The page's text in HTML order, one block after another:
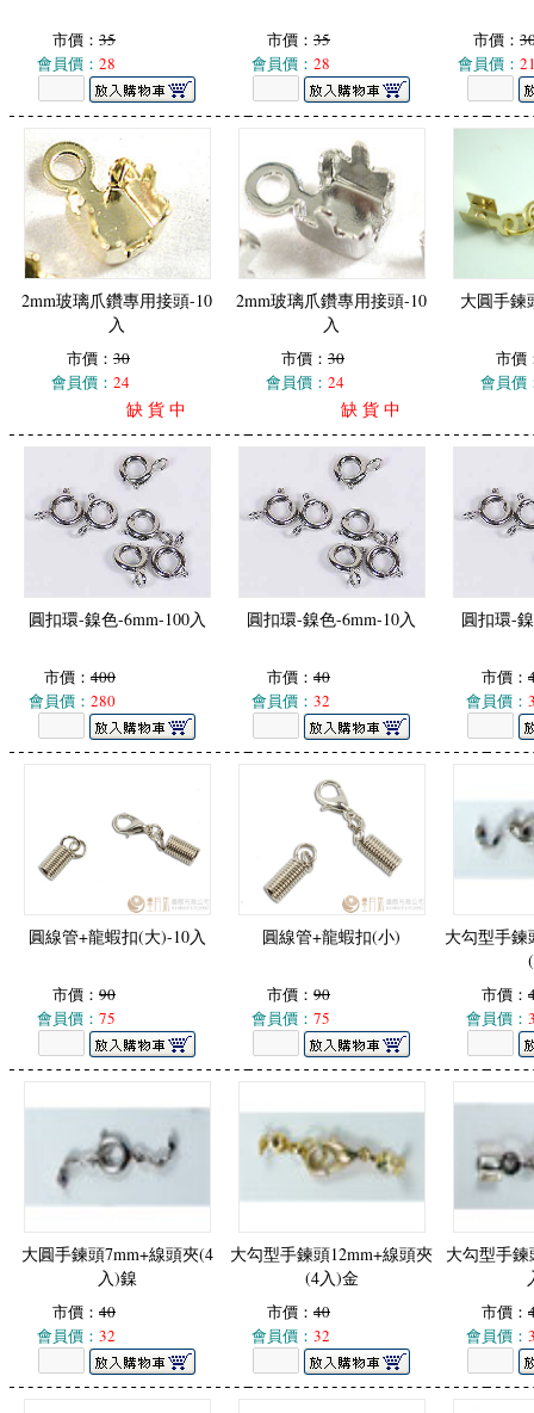
市價： 35
會員價： 28
市價： 35
會員價： 28
市價：
會員價：
2mm玻璃爪鑽專用接頭-10
入
市價： 30
會員價： 24
缺 貨 中
2mm玻璃爪鑽專用接頭-10
入
市價： 30
會員價： 24
缺 貨 中
大圓手鍊
市價
會員價
圓扣環-鎳色-6mm-100入
市價： 400
會員價： 280
圓扣環-鎳色-6mm-10入
市價： 40
會員價： 32
圓扣環-
市價：
會員價：
圓線管+龍蝦扣(大)-10入
市價： 90
會員價： 75
圓線管+龍蝦扣(小)
市價： 90
會員價： 75
大勾型手鍊
市價：
會員價：
大圓手鍊頭7mm+線頭夾(4
入)鎳
市價： 40
會員價： 32
大勾型手鍊頭12mm+線頭夾
(4入)金
市價： 40
會員價： 32
大勾型手鍊
市價：
會員價：